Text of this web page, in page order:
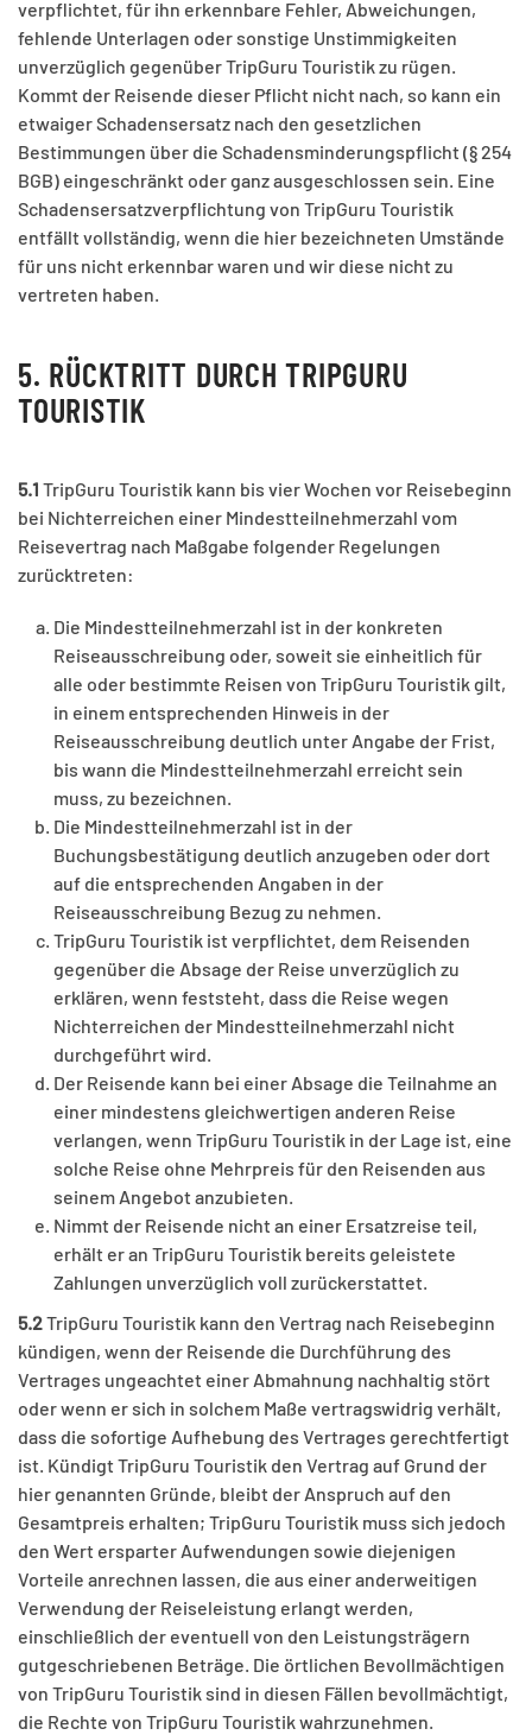
verpflichtet, für ihn erkennbare Fehler, Abweichungen,
fehlende Unterlagen oder sonstige Unstimmigkeiten
unverzüglich gegenüber TripGuru Touristik zu rügen.
Kommt der Reisende dieser Pflicht nicht nach, so kann ein
etwaiger Schadensersatz nach den gesetzlichen
Bestimmungen über die Schadensminderungspflicht (§ 254
BGB) eingeschränkt oder ganz ausgeschlossen sein. Eine
Schadensersatzverpflichtung von TripGuru Touristik
entfällt vollständig, wenn die hier bezeichneten Umstände
für uns nicht erkennbar waren und wir diese nicht zu
vertreten haben.
5. RÜCKTRITT DURCH TRIPGURU
TOURISTIK
5.1 TripGuru Touristik kann bis vier Wochen vor Reisebeginn
bei Nichterreichen einer Mindestteilnehmerzahl vom
Reisevertrag nach Maßgabe folgender Regelungen
zurücktreten:
Die Mindestteilnehmerzahl ist in der konkreten
Reiseausschreibung oder, soweit sie einheitlich für
alle oder bestimmte Reisen von TripGuru Touristik gilt,
in einem entsprechenden Hinweis in der
Reiseausschreibung deutlich unter Angabe der Frist,
bis wann die Mindestteilnehmerzahl erreicht sein
muss, zu bezeichnen.
Die Mindestteilnehmerzahl ist in der
Buchungsbestätigung deutlich anzugeben oder dort
auf die entsprechenden Angaben in der
Reiseausschreibung Bezug zu nehmen.
TripGuru Touristik ist verpflichtet, dem Reisenden
gegenüber die Absage der Reise unverzüglich zu
erklären, wenn feststeht, dass die Reise wegen
Nichterreichen der Mindestteilnehmerzahl nicht
durchgeführt wird.
Der Reisende kann bei einer Absage die Teilnahme an
einer mindestens gleichwertigen anderen Reise
verlangen, wenn TripGuru Touristik in der Lage ist, eine
solche Reise ohne Mehrpreis für den Reisenden aus
seinem Angebot anzubieten.
Nimmt der Reisende nicht an einer Ersatzreise teil,
erhält er an TripGuru Touristik bereits geleistete
Zahlungen unverzüglich voll zurückerstattet.
5.2TripGuru Touristik kann den Vertrag nach Reisebeginn
kündigen, wenn der Reisende die Durchführung des
Vertrages ungeachtet einer Abmahnung nachhaltig stört
oder wenn er sich in solchem Maße vertragswidrig verhält,
dass die sofortige Aufhebung des Vertrages gerechtfertigt
ist. Kündigt TripGuru Touristik den Vertrag auf Grund der
hier genannten Gründe, bleibt der Anspruch auf den
Gesamtpreis erhalten; TripGuru Touristik muss sich jedoch
den Wert ersparter Aufwendungen sowie diejenigen
Vorteile anrechnen lassen, die aus einer anderweitigen
Verwendung der Reiseleistung erlangt werden,
einschließlich der eventuell von den Leistungsträgern
gutgeschriebenen Beträge. Die örtlichen Bevollmächtigen
von TripGuru Touristik sind in diesen Fällen bevollmächtigt,
die Rechte von TripGuru Touristik wahrzunehmen.